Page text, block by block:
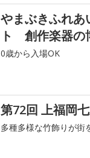
やまぶきふれあ
ト 創作楽器の
0歳から入場OK
第72回 上福岡
多種多様な竹飾りが街